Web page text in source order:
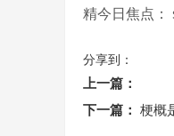
精今日焦点
分享到：
上一篇：
下一篇： 梗概